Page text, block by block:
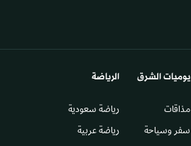
يوميات الشرق​
مذاقات
سفر وسياحة
الرياضة
رياضة سعودية
رياضة عربية